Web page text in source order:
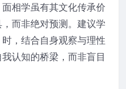
相学虽有其文化传承价
而非绝对预测。建议学
，结合自身观察与理性
认知的桥梁，而非盲目